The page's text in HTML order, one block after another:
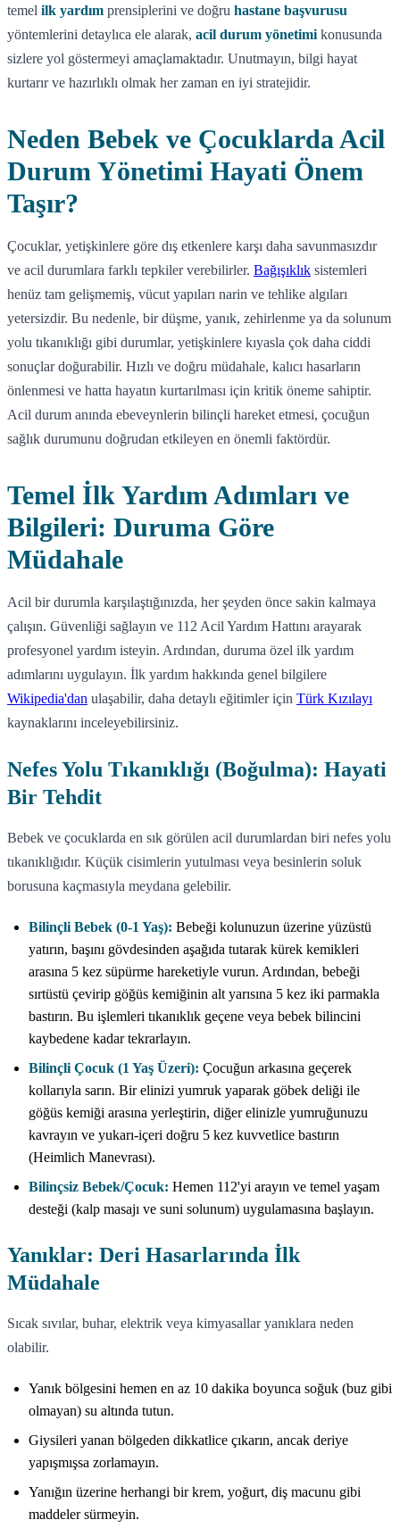
temel ilk yardım prensiplerini ve doğru hastane başvurusu
yöntemlerini detaylıca ele alarak, acil durum yönetimi konusunda
sizlere yol göstermeyi amaçlamaktadır. Unutmayın, bilgi hayat
kurtarır ve hazırlıklı olmak her zaman en iyi stratejidir.
Neden Bebek ve Çocuklarda Acil
Durum Yönetimi Hayati Önem
Taşır?
Çocuklar, yetişkinlere göre dış etkenlere karşı daha savunmasızdır
ve acil durumlara farklı tepkiler verebilirler. Bağışıklık sistemleri
henüz tam gelişmemiş, vücut yapıları narin ve tehlike algıları
yetersizdir. Bu nedenle, bir düşme, yanık, zehirlenme ya da solunum
yolu tıkanıklığı gibi durumlar, yetişkinlere kıyasla çok daha ciddi
sonuçlar doğurabilir. Hızlı ve doğru müdahale, kalıcı hasarların
önlenmesi ve hatta hayatın kurtarılması için kritik öneme sahiptir.
Acil durum anında ebeveynlerin bilinçli hareket etmesi, çocuğun
sağlık durumunu doğrudan etkileyen en önemli faktördür.
Temel İlk Yardım Adımları ve
Bilgileri: Duruma Göre
Müdahale
Acil bir durumla karşılaştığınızda, her şeyden önce sakin kalmaya
çalışın. Güvenliği sağlayın ve 112 Acil Yardım Hattını arayarak
profesyonel yardım isteyin. Ardından, duruma özel ilk yardım
adımlarını uygulayın. İlk yardım hakkında genel bilgilere
Wikipedia'dan ulaşabilir, daha detaylı eğitimler için Türk Kızılayı
kaynaklarını inceleyebilirsiniz.
Nefes Yolu Tıkanıklığı (Boğulma): Hayati
Bir Tehdit
Bebek ve çocuklarda en sık görülen acil durumlardan biri nefes yolu
tıkanıklığıdır. Küçük cisimlerin yutulması veya besinlerin soluk
borusuna kaçmasıyla meydana gelebilir.
Bilinçli Bebek (0-1 Yaş): Bebeği kolunuzun üzerine yüzüstü
yatırın, başını gövdesinden aşağıda tutarak kürek kemikleri
arasına 5 kez süpürme hareketiyle vurun. Ardından, bebeği
sırtüstü çevirip göğüs kemiğinin alt yarısına 5 kez iki parmakla
bastırın. Bu işlemleri tıkanıklık geçene veya bebek bilincini
kaybedene kadar tekrarlayın.
Bilinçli Çocuk (1 Yaş Üzeri): Çocuğun arkasına geçerek
kollarıyla sarın. Bir elinizi yumruk yaparak göbek deliği ile
göğüs kemiği arasına yerleştirin, diğer elinizle yumruğunuzu
kavrayın ve yukarı-içeri doğru 5 kez kuvvetlice bastırın
(Heimlich Manevrası).
Bilinçsiz Bebek/Çocuk: Hemen 112'yi arayın ve temel yaşam
desteği (kalp masajı ve suni solunum) uygulamasına başlayın.
Yanıklar: Deri Hasarlarında İlk
Müdahale
Sıcak sıvılar, buhar, elektrik veya kimyasallar yanıklara neden
olabilir.
Yanık bölgesini hemen en az 10 dakika boyunca soğuk (buz gibi
olmayan) su altında tutun.
Giysileri yanan bölgeden dikkatlice çıkarın, ancak deriye
yapışmışsa zorlamayın.
Yanığın üzerine herhangi bir krem, yoğurt, diş macunu gibi
maddeler sürmeyin.